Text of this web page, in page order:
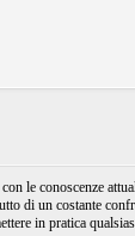
le conoscenze
di un costante
in pratica